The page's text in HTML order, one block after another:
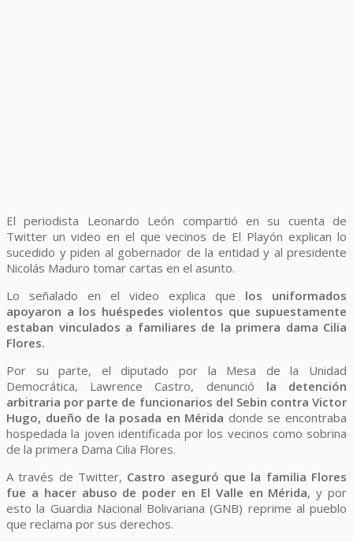
El periodista Leonardo León compartió en su cuenta de
Twitter un video en el que vecinos de El Playón explican lo
sucedido y piden al gobernador de la entidad y al presidente
Nicolás Maduro tomar cartas en el asunto.
Lo señalado en el video explica que los uniformados
apoyaron a los huéspedes violentos que supuestamente
estaban vinculados a familiares de la primera dama Cilia
Flores.
Por su parte, el diputado por la Mesa de la Unidad
Democrática, Lawrence Castro, denunció la detención
arbitraria por parte de funcionarios del Sebin contra Victor
Hugo, dueño de la posada en Mérida donde se encontraba
hospedada la joven identificada por los vecinos como sobrina
de la primera Dama Cilia Flores.
A través de Twitter, Castro aseguró que la familia Flores
fue a hacer abuso de poder en El Valle en Mérida, y por
esto la Guardia Nacional Bolivariana (GNB) reprime al pueblo
que reclama por sus derechos.